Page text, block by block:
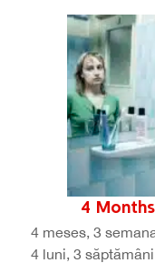
4
4 meses, 3
4 luni, 3